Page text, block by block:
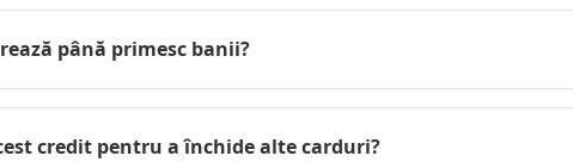
până primesc banii?
credit pentru a închide alte carduri?